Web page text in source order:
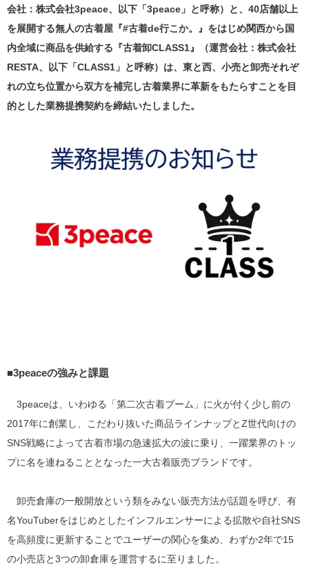
会社：株式会社3peace、以下「3peace」と呼称）と、40店舗以上
を展開する無人の古着屋『#古着de行こか。』をはじめ関西から国
内全域に商品を供給する『古着卸CLASS1』（運営会社：株式会社
RESTA、以下「CLASS1」と呼称）は、東と西、小売と卸売それぞ
れの立ち位置から双方を補完し古着業界に革新をもたらすことを目
的とした業務提携契約を締結いたしました。
■3peaceの強みと課題
3peaceは、いわゆる「第二次古着ブーム」に火が付く少し前の
2017年に創業し、こだわり抜いた商品ラインナップとZ世代向けの
SNS戦略によって古着市場の急速拡大の波に乗り、一躍業界のトッ
プに名を連ねることとなった一大古着販売ブランドです。
卸売倉庫の一般開放という類をみない販売方法が話題を呼び、有
名YouTuberをはじめとしたインフルエンサーによる拡散や自社SNS
を高頻度に更新することでユーザーの関心を集め、わずか2年で15
の小売店と3つの卸倉庫を運営するに至りました。